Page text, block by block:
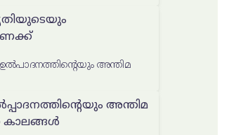
അന്തിമ
കാലങ്ങൾ